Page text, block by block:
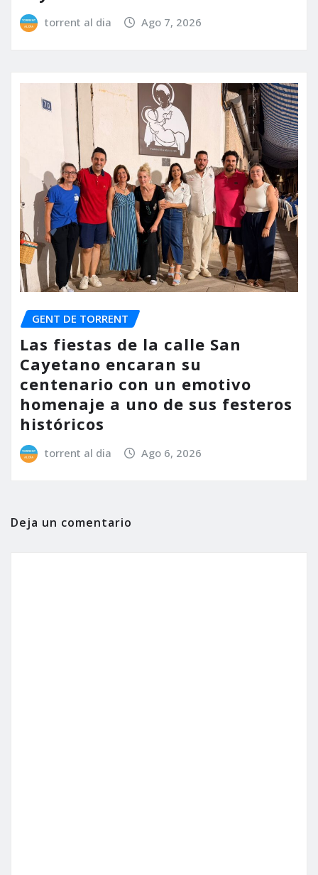
torrent al dia Ago 7, 2026
GENT DE TORRENT
Las fiestas de la calle San
Cayetano encaran su
centenario con un emotivo
homenaje a uno de sus festeros
históricos
torrent al dia Ago 6, 2026
Deja un comentario